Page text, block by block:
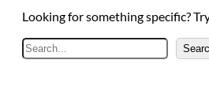
Looking for something specific?
e